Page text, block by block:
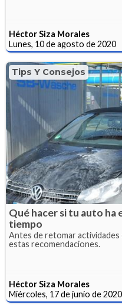
Héctor Siza Morales
Lunes, 10 de agosto de 2020
Tips Y Consejos
Qué hacer si tu auto
tiempo
Antes de retomar actividades
estas recomendaciones.
Héctor Siza Morales
Miércoles, 17 de junio de 2020